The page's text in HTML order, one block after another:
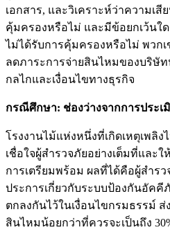
เอกสาร, และวิเคราะห์ว่าความเ
คุ้มครองหรือไม่ และมีข้อยกเว้นใ
ไม่ได้รับการคุ้มครองหรือไม่ พวก
ลดภาระการจ่ายสินไหมของบริษั
กลไกและเงื่อนไขทางธุรกิจ
กรณีศึกษา: ช่องว่างจากการประเ
โรงงานไม้แห่งหนึ่งที่เกิดเหตุเพลิ
เชื่อใจผู้สำรวจภัยอย่างเต็มที่และ
การเตรียมพร้อม ผลที่ได้คือผู้สำร
ประการเกี่ยวกับระบบป้องกันอัคคี
ตกลงกันไว้ในเงื่อนไขกรมธรรม์ ส่
สินไหมน้อยกว่าที่ควรจะเป็นถึง